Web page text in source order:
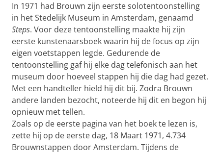
In 1971 had Brouwn zijn eerste solotentoonstelling
in het Stedelijk Museum in Amsterdam, genaamd
Steps. Voor deze tentoonstelling maakte hij zijn
eerste kunstenaarsboek waarin hij de focus op zijn
eigen voetstappen legde. Gedurende de
tentoonstelling gaf hij elke dag telefonisch aan het
museum door hoeveel stappen hij die dag had gezet.
Met een handteller hield hij dit bij. Zodra Brouwn
andere landen bezocht, noteerde hij dit en begon hij
opnieuw met tellen.
Zoals op de eerste pagina van het boek te lezen is,
zette hij op de eerste dag, 18 Maart 1971, 4.734
Brouwnstappen door Amsterdam. Tijdens de